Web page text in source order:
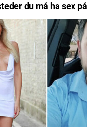
du må ha sex på